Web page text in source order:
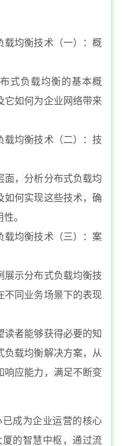
载均衡技术（一）：概
式负载均衡的基本概
它如何为企业网络带来
载均衡技术（二）：技
面，分析分布式负载均
如何实现这些技术，确
。
载均衡技术（三）：案
展示分布式负载均衡技
不同业务场景下的表现
者能够获得必要的知
负载均衡解决方案，从
响应能力，满足不断变
成为企业运营的核心
的智慧中枢，通过流